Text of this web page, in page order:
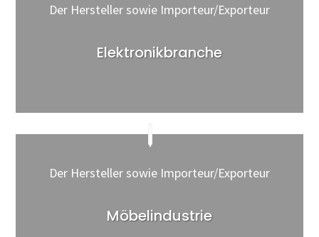
Der Hersteller sowie Importeur/Exporteur
Elektronikbranche
Der Hersteller sowie Importeur/Exporteur
Möbelindustrie